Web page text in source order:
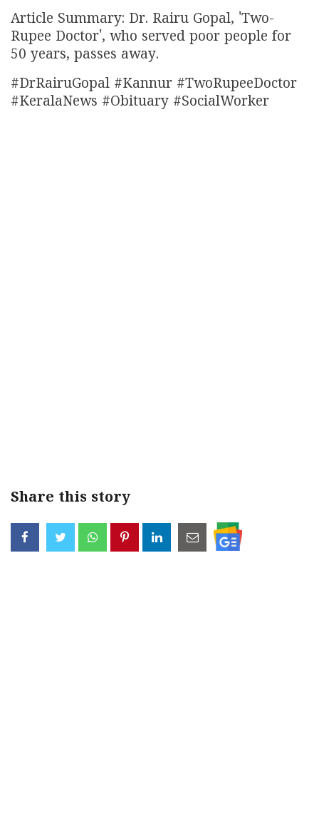
Article Summary: Dr. Rairu Gopal, 'Two-
Rupee Doctor', who served poor people for
50 years, passes away.
#DrRairuGopal #Kannur #TwoRupeeDoctor
#KeralaNews #Obituary #SocialWorker
Share this story